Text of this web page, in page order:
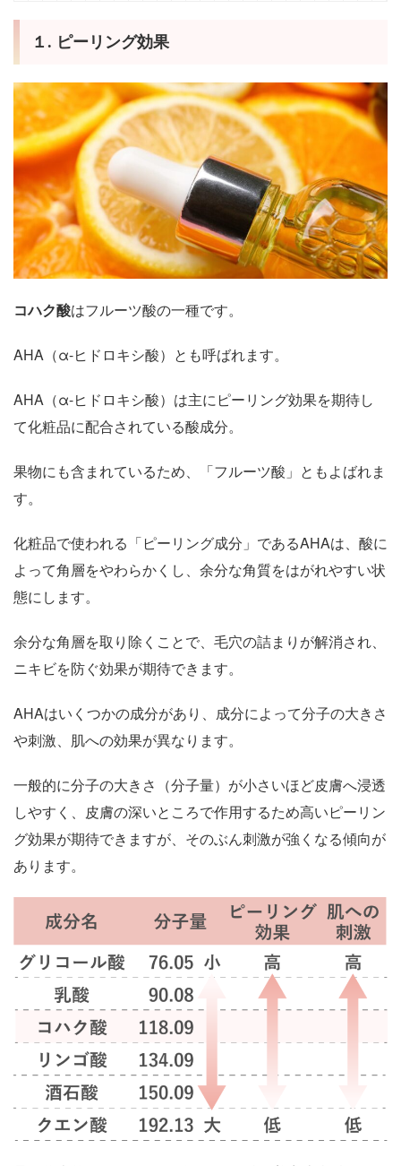
１. ピーリング効果
コハク酸はフルーツ酸の一種です。
AHA（α-ヒドロキシ酸）とも呼ばれます。
AHA（α-ヒドロキシ酸）は主にピーリング効果を期待し
て化粧品に配合されている酸成分。
果物にも含まれているため、「フルーツ酸」ともよばれま
す。
化粧品で使われる「ピーリング成分」であるAHAは、酸に
よって角層をやわらかくし、余分な角質をはがれやすい状
態にします。
余分な角層を取り除くことで、毛穴の詰まりが解消され、
ニキビを防ぐ効果が期待できます。
AHAはいくつかの成分があり、成分によって分子の大きさ
や刺激、肌への効果が異なります。
一般的に分子の大きさ（分子量）が小さいほど皮膚へ浸透
しやすく、皮膚の深いところで作用するため高いピーリン
グ効果が期待できますが、そのぶん刺激が強くなる傾向が
あります。